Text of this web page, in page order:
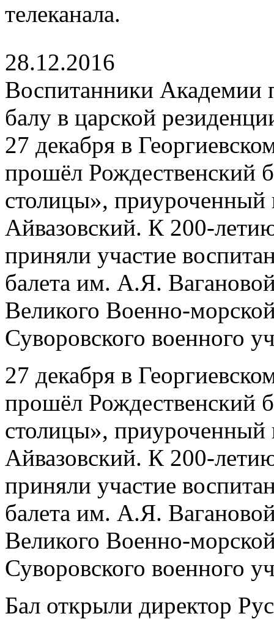
телеканала.
28.12.2016
Воспитанники Академии
балу в царской
27 декабря в
прошёл Рождественский
столицы»,
Айвазовский. К 200-
приняли участие
балета им. А.Я.
Великого Военно-
Суворовского военного
27 декабря в
прошёл Рождественский
столицы»,
Айвазовский. К 200-
приняли участие
балета им. А.Я.
Великого Военно-
Суворовского военного
Бал открыли директор